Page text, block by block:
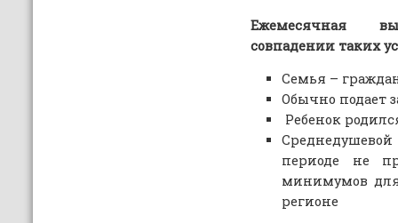
Ежемесячная
совпадении таких
Семья –
Обычно подает
Ребенок
периоде не
минимумов для
регионе